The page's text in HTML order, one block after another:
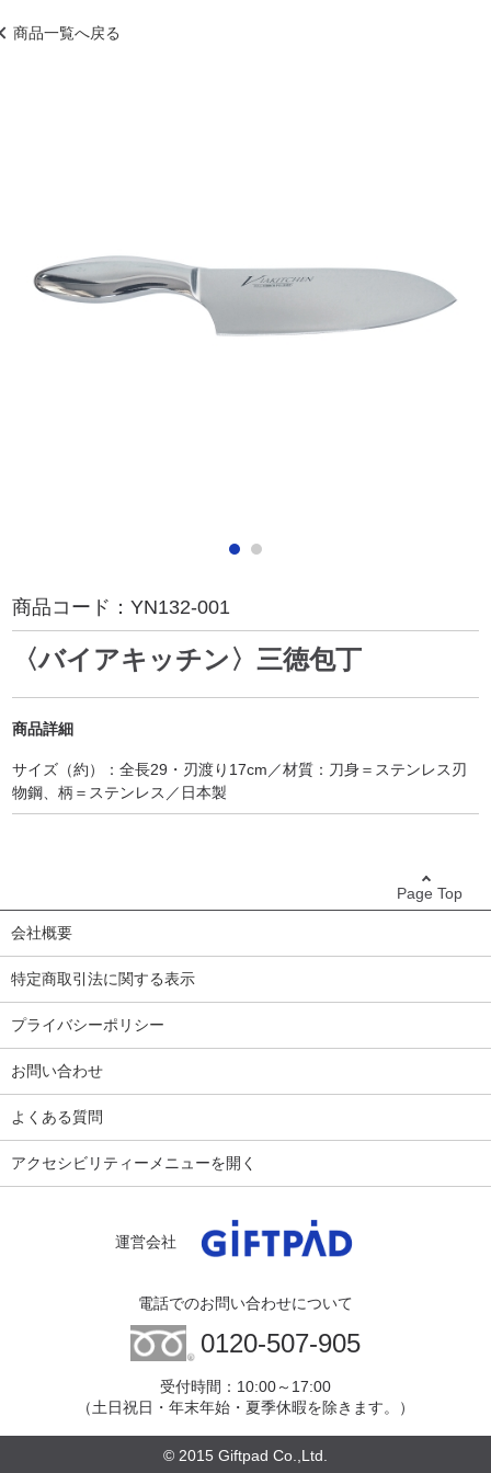
商品一覧へ戻る
商品コード：YN132-001
〈バイアキッチン〉三徳包丁
商品詳細
サイズ（約）：全長29・刃渡り17cm／材質：刀身＝ステンレス刃
物鋼、柄＝ステンレス／日本製
Page Top
会社概要
特定商取引法に関する表示
プライバシーポリシー
お問い合わせ
よくある質問
アクセシビリティーメニューを開く
運営会社
電話でのお問い合わせについて
0120-507-905
受付時間：10:00～17:00
（土日祝日・年末年始・夏季休暇を除きます。）
© 2015 Giftpad Co.,Ltd.